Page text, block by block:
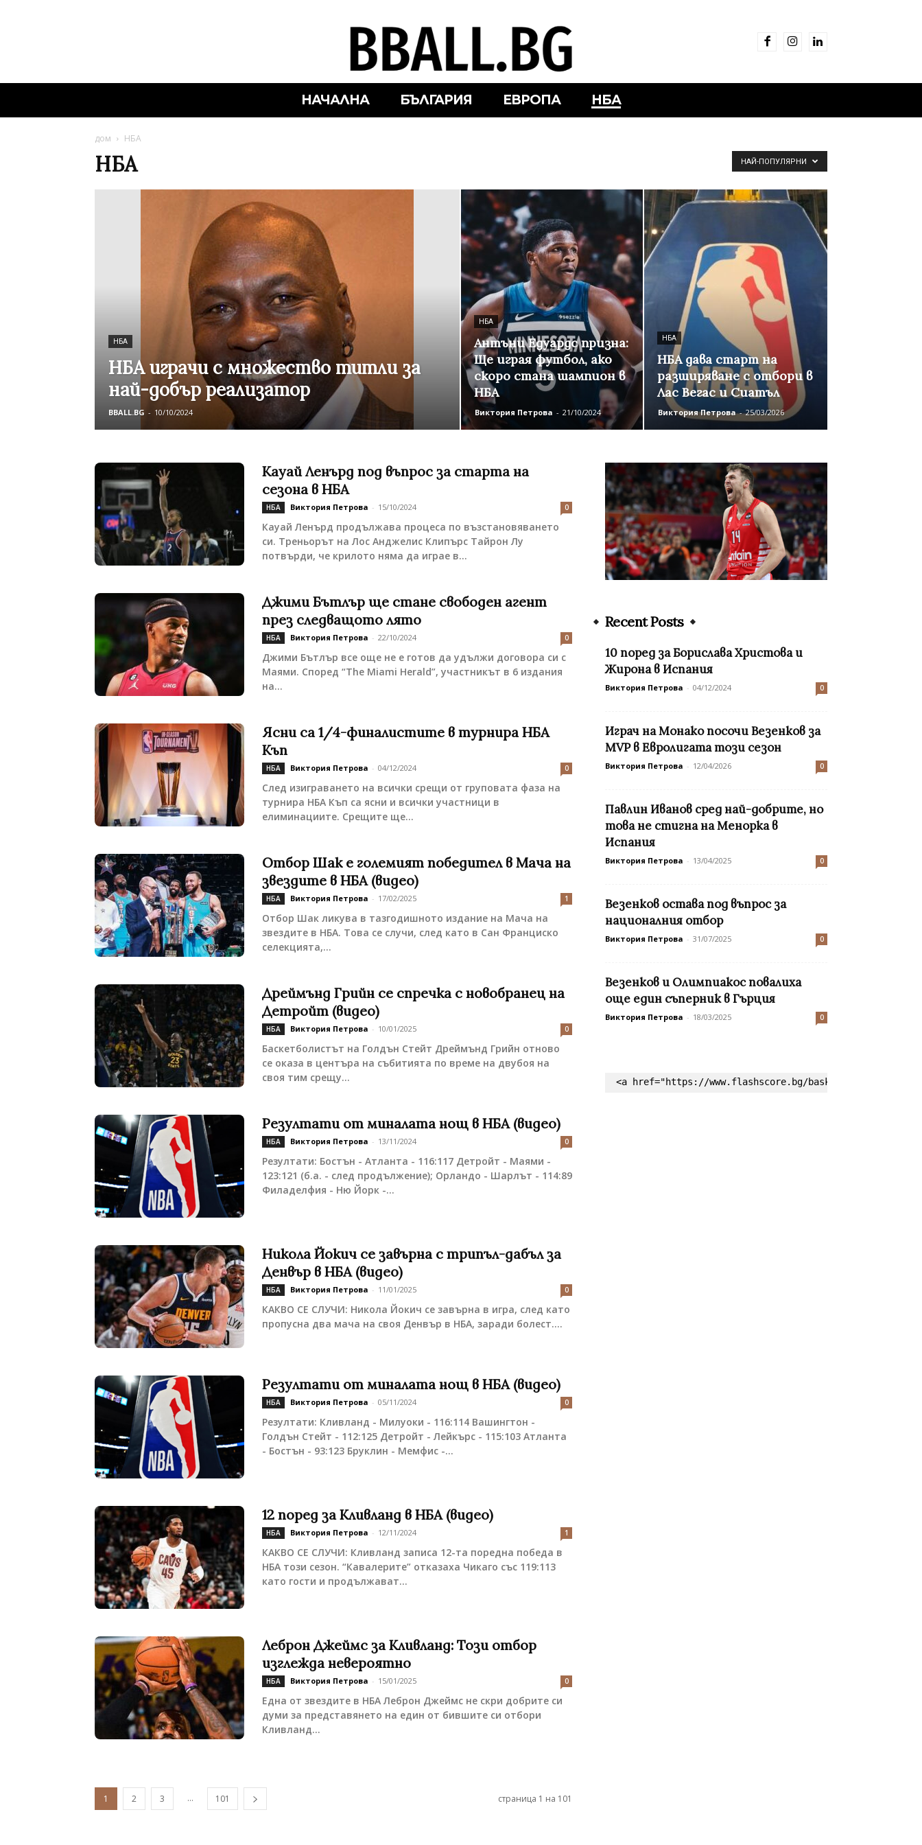
НАЧАЛНА БЪЛГАРИЯ ЕВРОПА НБА
дом НБА
НБА НАЙ-ПОПУЛЯРНИ
НБА
НБА играчи с множество титли за
най-добър реализатор
BBALL.BG - 10/10/2024
НБА
Антъни Едуардс призна:
Ще играя футбол, ако
скоро стана шампион в
НБА
Виктория Петрова - 21/10/2024
НБА
НБА дава старт на
разширяване с отбори в
Лас Вегас и Сиатъл
Виктория Петрова - 25/03/2026
Кауай Ленърд под въпрос за старта на
сезона в НБА
НБА Виктория Петрова - 15/10/2024 0
Кауай Ленърд продължава процеса по възстановяването
си. Треньорът на Лос Анджелис Клипърс Тайрон Лу
потвърди, че крилото няма да играе в...
Джими Бътлър ще стане свободен агент
през следващото лято
НБА Виктория Петрова - 22/10/2024 0
Джими Бътлър все още не е готов да удължи договора си с
Маями. Според “The Miami Herald”, участникът в 6 издания
на...
Ясни са 1/4-финалистите в турнира НБА
Къп
НБА Виктория Петрова - 04/12/2024 0
След изиграването на всички срещи от груповата фаза на
турнира НБА Къп са ясни и всички участници в
елиминациите. Срещите ще...
Отбор Шак е големият победител в Мача на
звездите в НБА (видео)
НБА Виктория Петрова - 17/02/2025 1
Отбор Шак ликува в тазгодишното издание на Мача на
звездите в НБА. Това се случи, след като в Сан Франциско
селекцията,...
Дреймънд Грийн се спречка с новобранец на
Детройт (видео)
НБА Виктория Петрова - 10/01/2025 0
Баскетболистът на Голдън Стейт Дреймънд Грийн отново
се оказа в центъра на събитията по време на двубоя на
своя тим срещу...
Резултати от миналата нощ в НБА (видео)
НБА Виктория Петрова - 13/11/2024 0
Резултати: Бостън - Атланта - 116:117 Детройт - Маями -
123:121 (б.а. - след продължение); Орландо - Шарлът - 114:89
Филаделфия - Ню Йорк -...
Никола Йокич се завърна с трипъл-дабъл за
Денвър в НБА (видео)
НБА Виктория Петрова - 11/01/2025 0
КАКВО СЕ СЛУЧИ: Никола Йокич се завърна в игра, след като
пропусна два мача на своя Денвър в НБА, заради болест....
Резултати от миналата нощ в НБА (видео)
НБА Виктория Петрова - 05/11/2024 0
Резултати: Кливланд - Милуоки - 116:114 Вашингтон -
Голдън Стейт - 112:125 Детройт - Лейкърс - 115:103 Атланта
- Бостън - 93:123 Бруклин - Мемфис -...
12 поред за Кливланд в НБА (видео)
НБА Виктория Петрова - 12/11/2024 1
КАКВО СЕ СЛУЧИ: Кливланд записа 12-та поредна победа в
НБА този сезон. “Кавалерите” отказаха Чикаго със 119:113
като гости и продължават...
Леброн Джеймс за Кливланд: Този отбор
изглежда невероятно
НБА Виктория Петрова - 15/01/2025 0
Една от звездите в НБА Леброн Джеймс не скри добрите си
думи за представянето на един от бившите си отбори
Кливланд...
1 2 3 ... 101 страница 1 на 101
Recent Posts
10 поред за Борислава Христова и
Жирона в Испания
Виктория Петрова - 04/12/2024 0
Играч на Монако посочи Везенков за
MVP в Евролигата този сезон
Виктория Петрова - 12/04/2026 0
Павлин Иванов сред най-добрите, но
това не стигна на Менорка в
Испания
Виктория Петрова - 13/04/2025 0
Везенков остава под въпрос за
националния отбор
Виктория Петрова - 31/07/2025 0
Везенков и Олимпиакос повалиха
още един съперник в Гърция
Виктория Петрова - 18/03/2025 0
<a href="https://www.flashscore.bg/basketball/"